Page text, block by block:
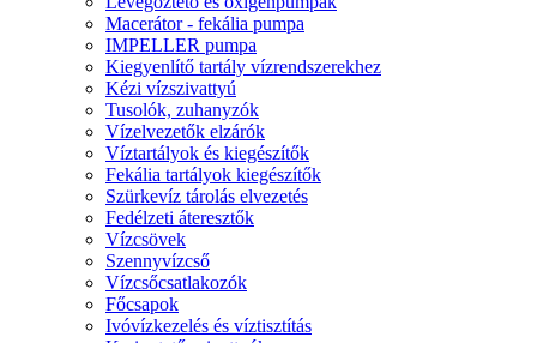
Macerátor - fekália pumpa
IMPELLER pumpa
Kiegyenlítő tartály vízrendszerekhez
Kézi vízszivattyú
Tusolók, zuhanyzók
Vízelvezetők elzárók
Víztartályok és kiegészítők
Fekália tartályok kiegészítők
Szürkevíz tárolás elvezetés
Fedélzeti áteresztők
Vízcsövek
Szennyvízcső
Vízcsőcsatlakozók
Főcsapok
Ivóvízkezelés és víztisztítás